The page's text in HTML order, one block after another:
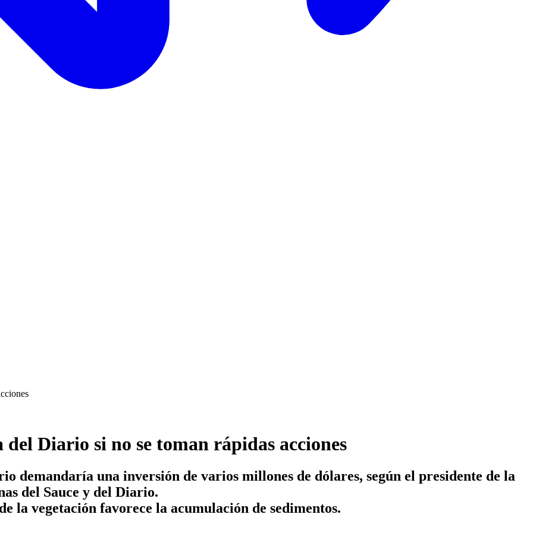
Diario si no se toman rápidas acciones
demandaría una inversión de varios millones de dólares, según el presidente de la
del Sauce y del Diario.
la vegetación favorece la acumulación de sedimentos.